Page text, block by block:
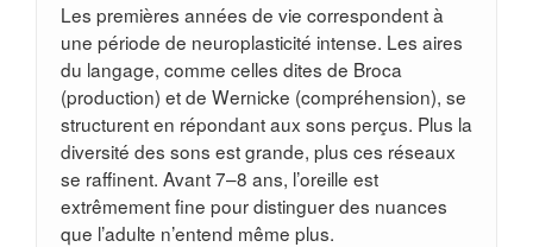
Les premières années de vie correspondent à
une période de neuroplasticité intense. Les aires
du langage, comme celles dites de Broca
(production) et de Wernicke (compréhension), se
structurent en répondant aux sons perçus. Plus la
diversité des sons est grande, plus ces réseaux
se raffinent. Avant 7–8 ans, l’oreille est
extrêmement fine pour distinguer des nuances
que l’adulte n’entend même plus.